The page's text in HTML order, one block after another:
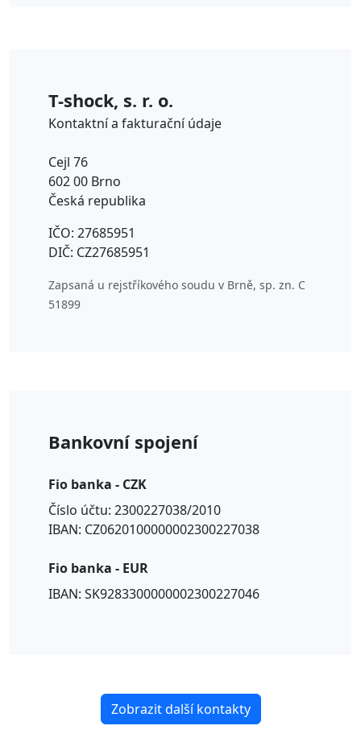
T-shock, s. r. o.
Kontaktní a fakturační údaje
Cejl 76
602 00 Brno
Česká republika
IČO: 27685951
DIČ: CZ27685951
Zapsaná u rejstříkového soudu v Brně, sp. zn. C
51899
Bankovní spojení
Fio banka - CZK
Číslo účtu: 2300227038/2010
IBAN: CZ0620100000002300227038
Fio banka - EUR
IBAN: SK9283300000002300227046
Zobrazit další kontakty